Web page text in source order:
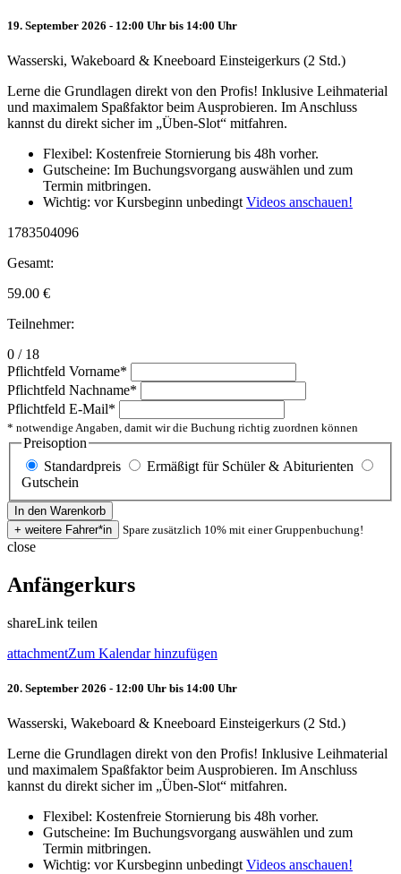
19. September 2026 - 12:00 Uhr bis 14:00 Uhr
Wasserski, Wakeboard & Kneeboard Einsteigerkurs (2 Std.)
Lerne die Grundlagen direkt von den Profis! Inklusive Leihmaterial
und maximalem Spaßfaktor beim Ausprobieren. Im Anschluss
kannst du direkt sicher im „Üben-Slot“ mitfahren.
Flexibel: Kostenfreie Stornierung bis 48h vorher.
Gutscheine: Im Buchungsvorgang auswählen und zum
Termin mitbringen.
Wichtig: vor Kursbeginn unbedingtVideos anschauen!
1783504096
Gesamt:
59.00 €
Teilnehmer:
0 / 18
Pflichtfeld Vorname*
Pflichtfeld Nachname*
Pflichtfeld E-Mail*
* notwendige Angaben, damit wir die Buchung richtig zuordnen können
Preisoption
Standardpreis
Ermäßigt für Schüler & Abiturienten
Gutschein
Spare zusätzlich 10% mit einer Gruppenbuchung!
close
Anfängerkurs
shareLink teilen
attachmentZum Kalendar hinzufügen
20. September 2026 - 12:00 Uhr bis 14:00 Uhr
Wasserski, Wakeboard & Kneeboard Einsteigerkurs (2 Std.)
Lerne die Grundlagen direkt von den Profis! Inklusive Leihmaterial
und maximalem Spaßfaktor beim Ausprobieren. Im Anschluss
kannst du direkt sicher im „Üben-Slot“ mitfahren.
Flexibel: Kostenfreie Stornierung bis 48h vorher.
Gutscheine: Im Buchungsvorgang auswählen und zum
Termin mitbringen.
Wichtig: vor Kursbeginn unbedingt Videos anschauen!